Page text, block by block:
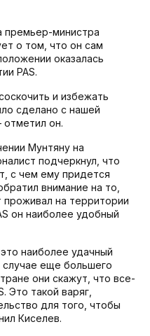
премьер-министра
о том, что он сам
оказалась
PAS.
и избежать
сделано с нашей
он.
Мунтяну на
подчеркнул, что
с чем ему придется
внимание на то,
на территории
он наиболее удобный
наиболее удачный
случае еще большего
они скажут, что все-
Это такой варяг,
для того, чтобы
Киселев.